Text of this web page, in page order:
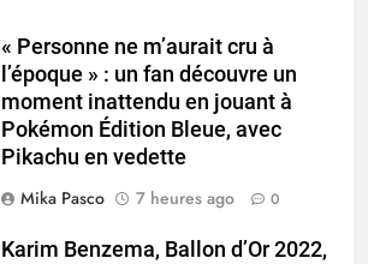
« Personne ne m’aurait cru à
l’époque » : un fan découvre un
moment inattendu en jouant à
Pokémon Édition Bleue, avec
Pikachu en vedette
Mika Pasco
7 heures ago 0
Karim Benzema, Ballon d’Or 2022,